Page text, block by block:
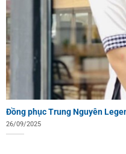
Đồng phục Trung Nguyên
26/09/2025